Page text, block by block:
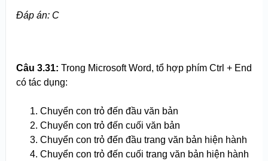
Đáp án: C
Câu 3.31: Trong Microsoft Word, tổ hợp phím Ctrl + End
có tác dụng:
Chuyển con trỏ đến đầu văn bản
Chuyển con trỏ đến cuối văn bản
Chuyển con trỏ đến đầu trang văn bản hiện hành
Chuyển con trỏ đến cuối trang văn bản hiện hành